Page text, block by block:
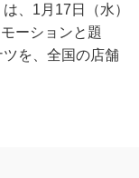
、1月17日（水）
ーションと題
を、全国の店舗